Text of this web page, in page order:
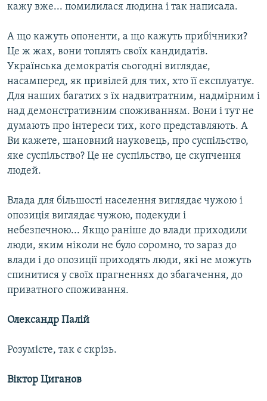
кажу вже... помилилася людина і так написала.
А що кажуть опоненти, а що кажуть прибічники?
Це ж жах, вони топлять своїх кандидатів.
Українська демократія сьогодні виглядає,
насамперед, як привілей для тих, хто її експлуатує.
Для наших багатих з їх надвитратним, надмірним і
над демонстративним споживанням. Вони і тут не
думають про інтереси тих, кого представляють. А
Ви кажете, шановний науковець, про суспільство,
яке суспільство? Це не суспільство, це скупчення
людей.
Влада для більшості населення виглядає чужою і
опозиція виглядає чужою, подекуди і
небезпечною... Якщо раніше до влади приходили
люди, яким ніколи не було соромно, то зараз до
влади і до опозиції приходять люди, які не можуть
спинитися у своїх прагненнях до збагачення, до
приватного споживання.
Олександр Палій
Розумієте, так є скрізь.
Віктор Циганов